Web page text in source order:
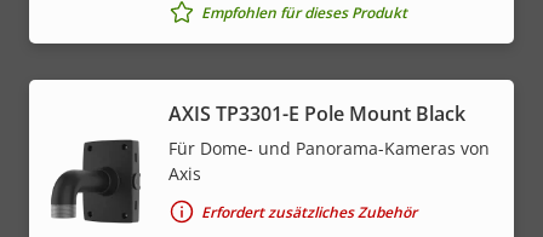
Empfohlen für dieses Produkt
AXIS TP3301-E Pole Mount Black
Für Dome- und Panorama-Kameras von
Axis
Erfordert zusätzliches Zubehör